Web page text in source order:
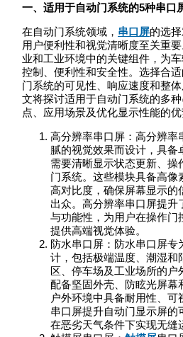
一、适用于自动门系统的5种串口
在自动门系统领域， 串口屏的选
用户便利性和视觉清晰度至关重
业和工业环境中的关键组件，为
控制、便利性和安全性。选择合
门系统的可见性、响应速度和整
文将探讨适用于自动门系统的多
点、应用场景及优化显示性能的优
高分辨率串口屏：高分辨率
腻的视觉效果而设计，具备
需要清晰显示状态更新、操
门系统。这些模块具备高像
高对比度，确保屏幕显示的
出众。高分辨率串口屏提升
与功能性，为用户在操作门
提供高端视觉体验。
防水串口屏：防水串口屏专
计，包括极端温度、潮湿和
区、停车场及工业场所的户
配备坚固外壳、防眩光屏幕
户外环境中具备耐用性、
串口屏提升自动门显示屏的
在恶劣天气条件下实现无缝